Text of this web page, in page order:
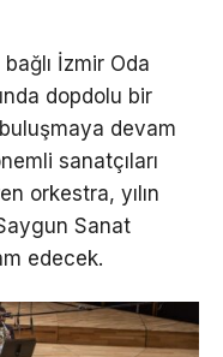
İzmir Oda
dopdolu bir
devam
sanatçıları
orkestra, yılın
Sanat
edecek.